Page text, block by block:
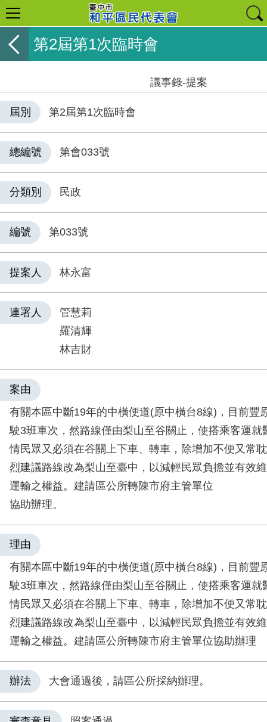
第2屆第1次臨時會
議事錄-提案
屆別 第2屆第1次臨時會
總編號 第會033號
分類別 民政
編號 第033號
提案人 林永富
連署人
管慧莉
羅清輝
林吉財
案由
有關本區中斷19年的中橫便道(原中橫台8線)，目前豐
駛3班車次，然路線僅由梨山至谷關止，使搭乘客運就
情民眾又必須在谷關上下車、轉車，除增加不便又常
烈建議路線改為梨山至臺中，以減輕民眾負擔並有效
運輸之權益。建請區公所轉陳市府主管單位
協助辦理。
理由
有關本區中斷19年的中橫便道(原中橫台8線)，目前豐
駛3班車次，然路線僅由梨山至谷關止，使搭乘客運就
情民眾又必須在谷關上下車、轉車，除增加不便又常
烈建議路線改為梨山至臺中，以減輕民眾負擔並有效
運輸之權益。建請區公所轉陳市府主管單位協助辦理
辦法 大會通過後，請區公所採納辦理。